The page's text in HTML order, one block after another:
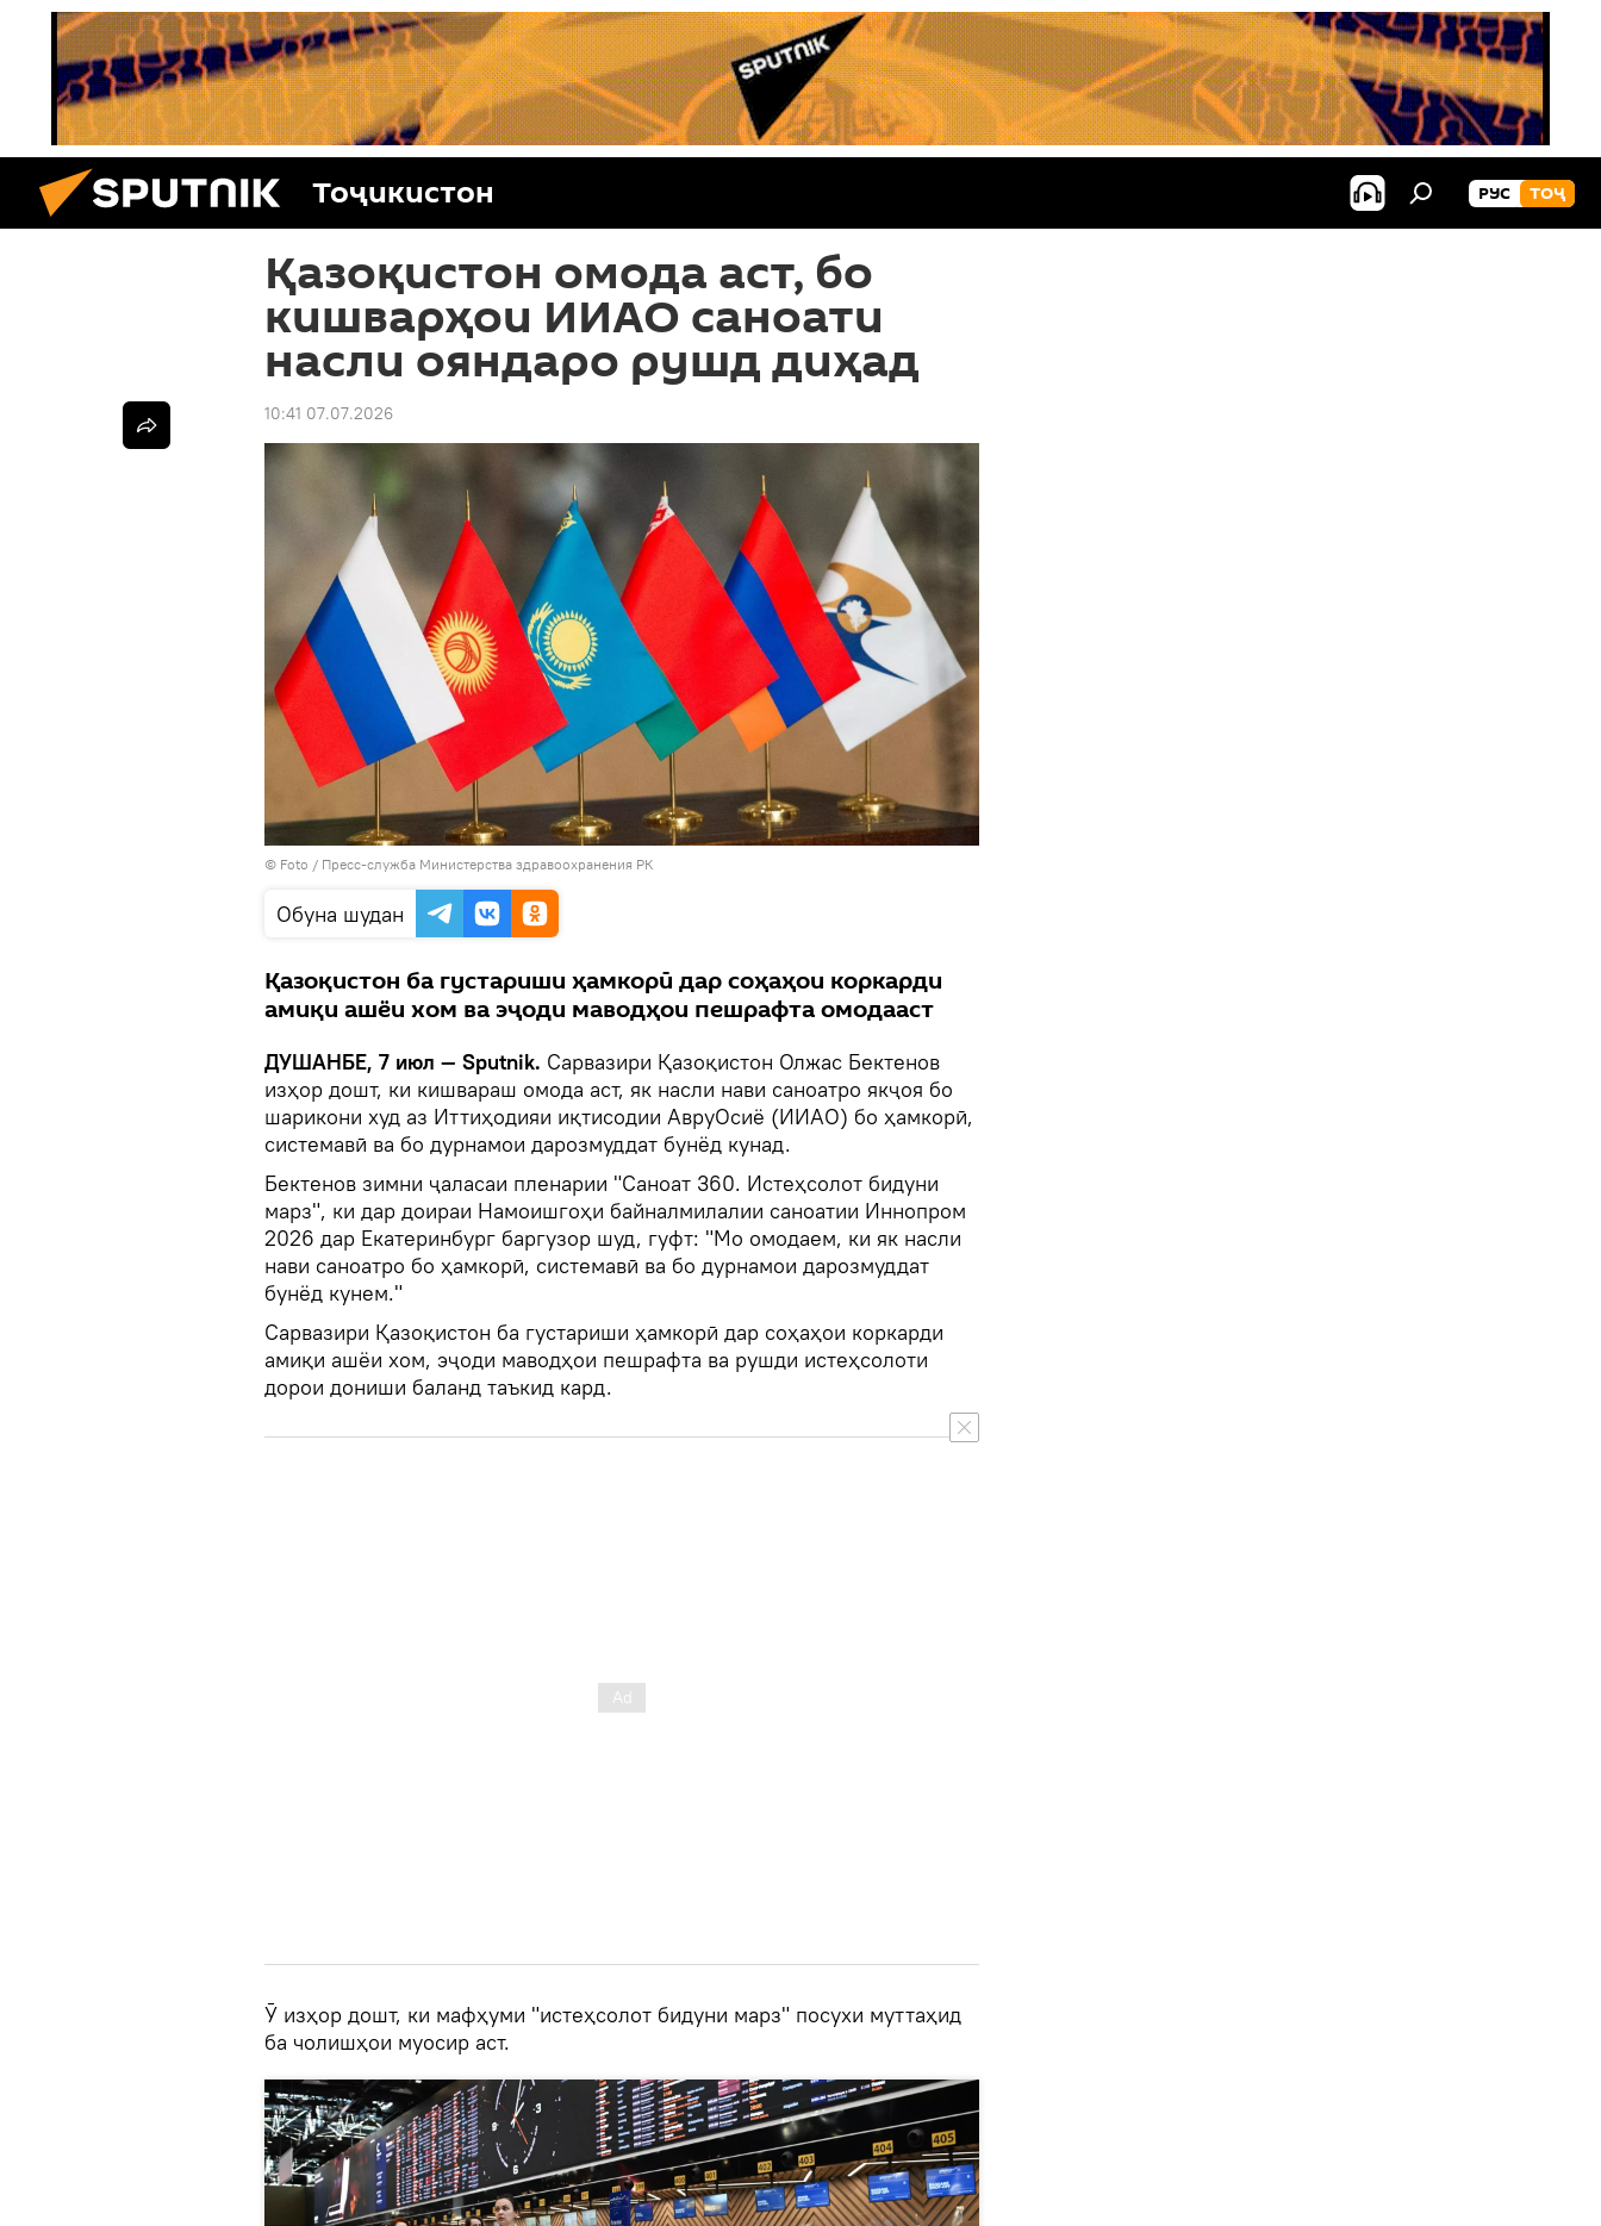
Тоҷикистон РУС ТОҶ
Қазоқистон омода аст, бо
кишварҳои ИИАО саноати
насли ояндаро рушд диҳад
10:41 07.07.2026
© Foto / Пресс-служба Министерства здравоохранения РК
Обуна шудан
Қазоқистон ба густариши ҳамкорӣ дар соҳаҳои коркарди
амиқи ашёи хом ва эҷоди маводҳои пешрафта омодааст
ДУШАНБЕ, 7 июл — Sputnik. Сарвазири Қазоқистон Олжас Бектенов
изҳор дошт, ки кишвараш омода аст, як насли нави саноатро якҷоя бо
шарикони худ аз Иттиҳодияи иқтисодии АвруОсиё (ИИАО) бо ҳамкорӣ,
системавӣ ва бо дурнамои дарозмуддат бунёд кунад.
Бектенов зимни ҷаласаи пленарии "Саноат 360. Истеҳсолот бидуни
марз", ки дар доираи Намоишгоҳи байналмилалии саноатии Иннопром
2026 дар Екатеринбург баргузор шуд, гуфт: "Мо омодаем, ки як насли
нави саноатро бо ҳамкорӣ, системавӣ ва бо дурнамои дарозмуддат
бунёд кунем."
Сарвазири Қазоқистон ба густариши ҳамкорӣ дар соҳаҳои коркарди
амиқи ашёи хом, эҷоди маводҳои пешрафта ва рушди истеҳсолоти
дорои дониши баланд таъкид кард.
Ӯ изҳор дошт, ки мафҳуми "истеҳсолот бидуни марз" посухи муттаҳид
ба чолишҳои муосир аст.